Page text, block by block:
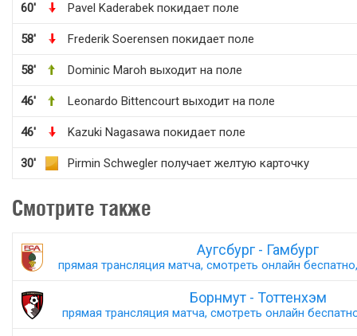
60' Pavel Kaderabek покидает поле
58' Frederik Soerensen покидает поле
58' Dominic Maroh выходит на поле
46' Leonardo Bittencourt выходит на поле
46' Kazuki Nagasawa покидает поле
30' Pirmin Schwegler получает желтую карточку
Смотрите также
Аугсбург - Гамбург
прямая трансляция матча, смотреть онлайн
Борнмут - Тоттенхэм
прямая трансляция матча, смотреть онлайн